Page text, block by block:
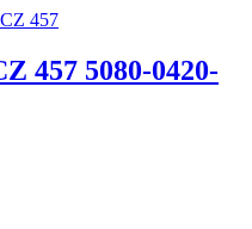
457 5080-0420-